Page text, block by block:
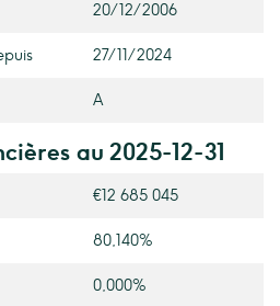
20/12/2006
27/11/2024
A
au 2025-12-31
€12 685 045
80,140%
0,000%